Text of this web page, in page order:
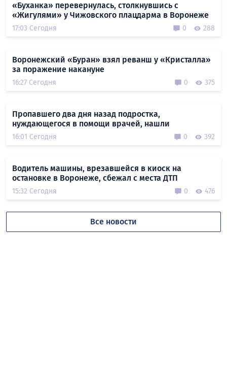
«Буханка» перевернулась, столкнувшись с
«Жигулями» у Чижовского плацдарма в Воронеже
17:03 Сегодня 0 288
Воронежский «Буран» взял реванш у «Кристалла»
за поражение накануне
16:27 Сегодня 0 375
Пропавшего два дня назад подростка,
нуждающегося в помощи врачей, нашли
16:01 Сегодня 0 392
Водитель машины, врезавшейся в киоск на
остановке в Воронеже, сбежал с места ДТП
15:32 Сегодня 0 476
Все новости